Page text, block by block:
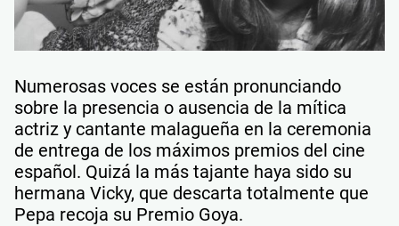
Numerosas voces se están pronunciando
sobre la presencia o ausencia de la mítica
actriz y cantante malagueña en la ceremonia
de entrega de los máximos premios del cine
español. Quizá la más tajante haya sido su
hermana Vicky, que descarta totalmente que
Pepa recoja su Premio Goya.